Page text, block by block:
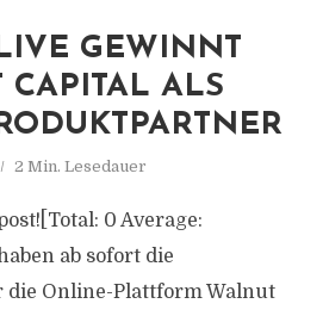
GEWINNT
CAPITAL ALS
2 Min. Lesedauer
0 Average:
ab sofort die
die Online-Plattform Walnut